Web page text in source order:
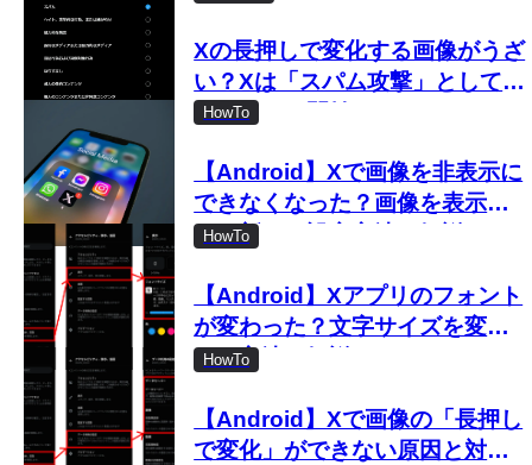
Xの長押しで変化する画像がうざ
い？Xは「スパム攻撃」として取
り締まりを開始
HowTo
【Android】Xで画像を非表示に
できなくなった？画像を表示し
ない新しい設定方法を解説
HowTo
【Android】Xアプリのフォント
が変わった？文字サイズを変更
する方法を解説
HowTo
【Android】Xで画像の「長押し
で変化」ができない原因と対処